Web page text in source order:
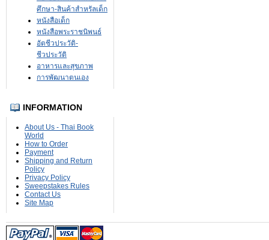
ศึกษา-สินค้าสำหรัลเด็ก
หนังสือเด็ก
หนังสือพระราชนิพนธ์
อัตชีวประวัติ-
ชีวประวัติ
อาหารและสุขภาพ
การพัฒนาตนเอง
INFORMATION
About Us - Thai Book
World
How to Order
Payment
Shipping and Return
Policy
Privacy Policy
Sweepstakes Rules
Contact Us
Site Map